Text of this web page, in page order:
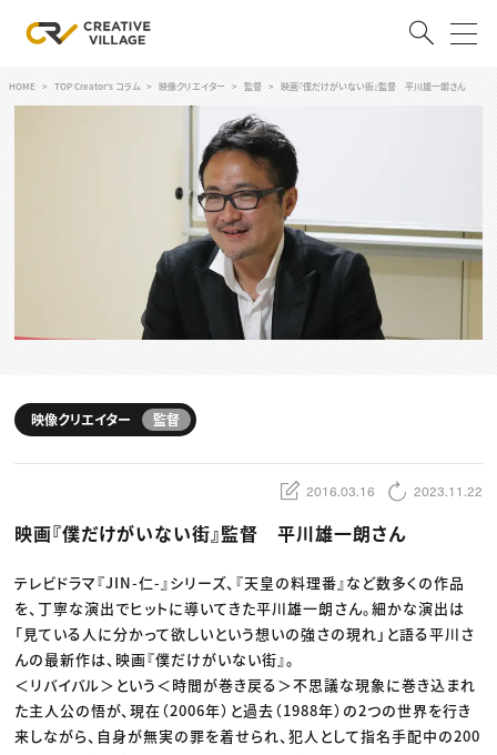
クリエイター求人を探す
CREATIVE JOB求人検索
採用説明会
スキルアップしたい！
デザイン
編集・ライティング
マーケティング
業界解説・キャリア事情
お役立ち基礎知識
TOP Creator’s コラム
Webクリエイター
アプリクリエイター
映像クリエイター
マーケッター
クリエイターインタビュー
C＆R Magazine
セミナー
ニュース・トレンド
ニュース・トレンド トップ
Web
映像
ゲーム・エンタメ
広告
出版
CREATIVE VILLAGEからのお知らせ
HOME TOP Creator's コラム 映像クリエイター 監督 映画『僕だけがいない街』監督 平川雄一朗さん
映像クリエイター 監督
2016.03.16 2023.11.22
映画『僕だけがいない街』監督 平川雄一朗さん
テレビドラマ『JIN-仁-』シリーズ、『天皇の料理番』など数多くの作品
を、丁寧な演出でヒットに導いてきた平川雄一朗さん。細かな演出は
「見ている人に分かって欲しいという想いの強さの現れ」と語る平川さ
んの最新作は、映画『僕だけがいない街』。
＜リバイバル＞という＜時間が巻き戻る＞不思議な現象に巻き込まれ
た主人公の悟が、現在（2006年）と過去（1988年）の2つの世界を行き
来しながら、自身が無実の罪を着せられ、犯人として指名手配中の200